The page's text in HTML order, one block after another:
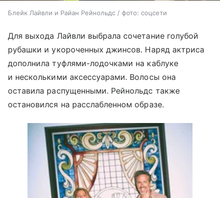
Блейк Лайвли и Райан Рейнольдс / фото: соцсети
Для выхода Лайвли выбрала сочетание голубой
рубашки и укороченных джинсов. Наряд актриса
дополнила туфлями-лодочками на каблуке
и несколькими аксессуарами. Волосы она
оставила распущенными. Рейнольдс также
остановился на расслабленном образе.